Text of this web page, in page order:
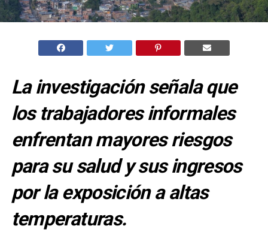
La investigación señala que
los trabajadores informales
enfrentan mayores riesgos
para su salud y sus ingresos
por la exposición a altas
temperaturas.